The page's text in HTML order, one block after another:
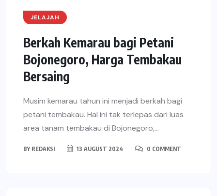
JELAJAH
Berkah Kemarau bagi Petani
Bojonegoro, Harga Tembakau
Bersaing
Musim kemarau tahun ini menjadi berkah bagi
petani tembakau. Hal ini tak terlepas dari luas
area tanam tembakau di Bojonegoro,...
BY REDAKSI 13 AUGUST 2024 0 COMMENT